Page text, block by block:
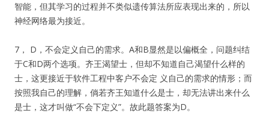
智能，但其学习的过程并不类似遗传算法所应表现出来的，所以
神经网络最为接近。
7， D，不会定义自己的需求。A和B显然是以偏概全，问题纠结
于C和D两个选项。齐王渴望士，但却不知道自己渴望什么样的
士，这更接近于软件工程中客户不会定 义自己的需求的情形；而
按照我自己的理解，倘若齐王知道什么是士，却无法讲出来什么
是士，这才叫做“不会下定义”。故此题答案为D。